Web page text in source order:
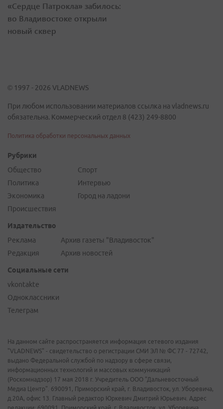
«Сердце Патрокла» забилось:
во Владивостоке открыли
новый сквер
© 1997 - 2026 VLADNEWS
При любом использовании материалов ссылка на vladnews.ru
обязательна. Коммерческий отдел 8 (423) 249-8800
Политика обработки персональных данных
Рубрики
Общество
Политика
Экономика
Происшествия
Спорт
Интервью
Город на ладони
Издательство
Реклама
Редакция
Архив газеты "Владивосток"
Архив новостей
Социальные сети
vkontakte
Одноклассники
Телеграм
На данном сайте распространяется информация сетевого издания
"VLADNEWS" - свидетельство о регистрации СМИ ЭЛ № ФС 77 - 72742,
выдано Федеральной службой по надзору в сфере связи,
информационных технологий и массовых коммуникаций
(Роскомнадзор) 17 мая 2018 г. Учредитель ООО "Дальневосточный
Медиа Центр". 690091, Приморский край, г. Владивосток, ул. Уборевича,
д.20А, офис 13. Главный редактор Юркевич Дмитрий Юрьевич. Адрес